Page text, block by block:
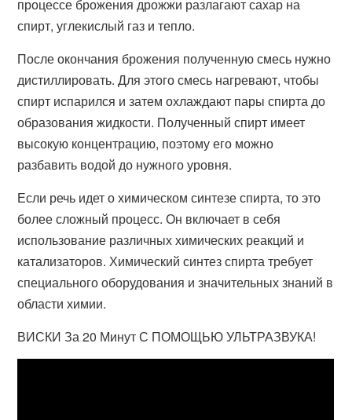
процессе брожения дрожжи разлагают сахар на
спирт, углекислый газ и тепло.
После окончания брожения полученную смесь нужно
дистиллировать. Для этого смесь нагревают, чтобы
спирт испарился и затем охлаждают пары спирта до
образования жидкости. Полученный спирт имеет
высокую концентрацию, поэтому его можно
разбавить водой до нужного уровня.
Если речь идет о химическом синтезе спирта, то это
более сложный процесс. Он включает в себя
использование различных химических реакций и
катализаторов. Химический синтез спирта требует
специального оборудования и значительных знаний в
области химии.
ВИСКИ За 20 Минут С ПОМОЩЬЮ УЛЬТРАЗВУКА!